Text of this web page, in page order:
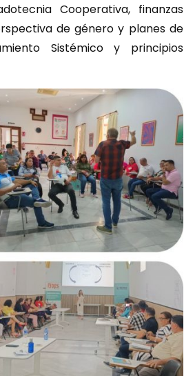
Cooperativa, finanzas
de género y planes de
Sistémico y principios